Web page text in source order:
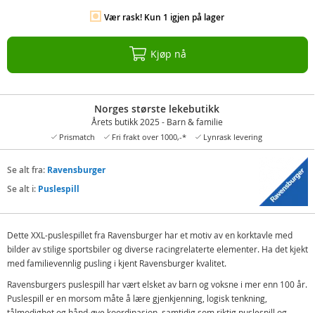
Vær rask! Kun 1 igjen på lager
Kjøp nå
Norges største lekebutikk
Årets butikk 2025 - Barn & familie
Prismatch Fri frakt over 1000,-* Lynrask levering
Se alt fra: Ravensburger
Se alt i: Puslespill
Dette XXL-puslespillet fra Ravensburger har et motiv av en korktavle med
bilder av stilige sportsbiler og diverse racingrelaterte elementer. Ha det kjekt
med familievennlig pusling i kjent Ravensburger kvalitet.
Ravensburgers puslespill har vært elsket av barn og voksne i mer enn 100 år.
Puslespill er en morsom måte å lære gjenkjenning, logisk tenkning,